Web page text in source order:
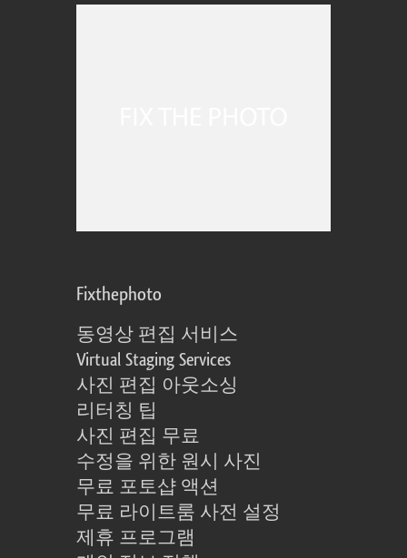
Fixthephoto
동영상 편집 서비스
Virtual Staging Services
사진 편집 아웃소싱
리터칭 팁
사진 편집 무료
수정을 위한 원시 사진
무료 포토샵 액션
무료 라이트룸 사전 설정
제휴 프로그램